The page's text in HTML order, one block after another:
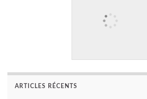
ARTICLES RÉCENTS